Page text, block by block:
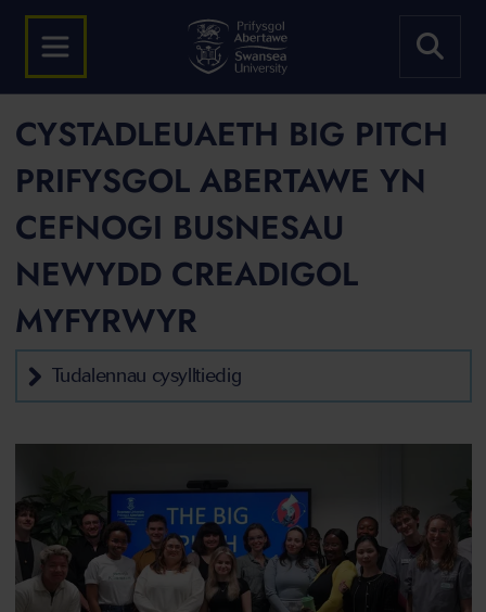
CYSTADLEUAETH BIG PITCH
PRIFYSGOL ABERTAWE YN
CEFNOGI BUSNESAU
NEWYDD CREADIGOL
MYFYRWYR
Tudalennau cysylltiedig